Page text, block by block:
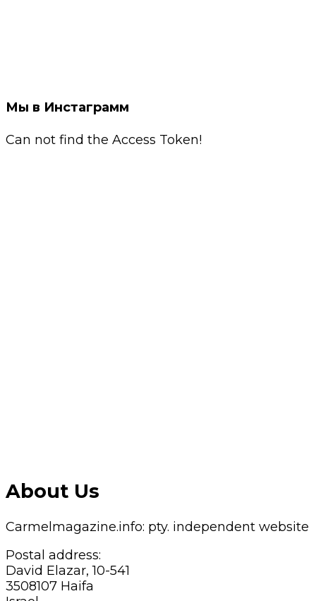
Мы в Инстаграмм
Can not find the Access Token!
About Us
Carmelmagazine.info: pty. independent website
Postal address:
David Elazar, 10-541
3508107 Haifa